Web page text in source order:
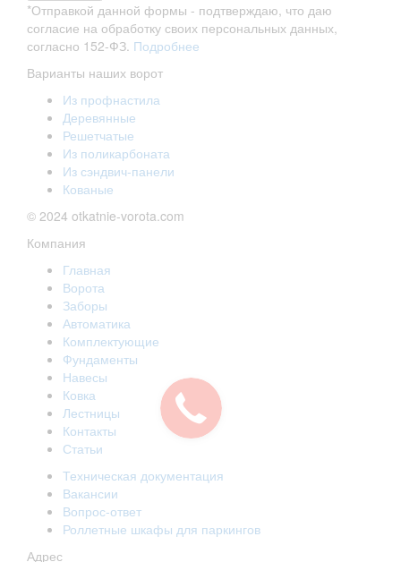
*Отправкой данной формы - подтверждаю, что даю
согласие на обработку своих персональных данных,
согласно 152-ФЗ. Подробнее
Варианты наших ворот
Из профнастила
Деревянные
Решетчатые
Из поликарбоната
Из сэндвич-панели
Кованые
© 2024 otkatnie-vorota.com
Компания
Главная
Ворота
Заборы
Автоматика
Комплектующие
Фундаменты
Навесы
Ковка
Лестницы
Контакты
Статьи
Техническая документация
Вакансии
Вопрос-ответ
Роллетные шкафы для паркингов
Адрес